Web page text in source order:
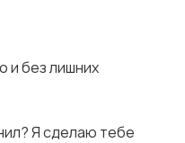
и без лишних
Я сделаю тебе